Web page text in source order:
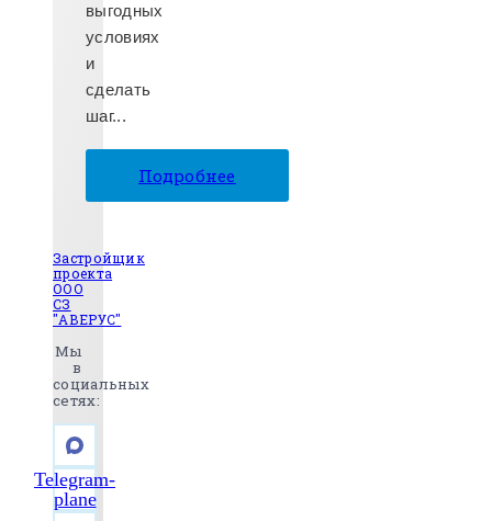
выгодных
условиях
и
сделать
шаг...
Подробнее
Застройщик
проекта
ООО
СЗ
"АВЕРУС"
Мы
в
социальных
сетях:
Telegram-
plane